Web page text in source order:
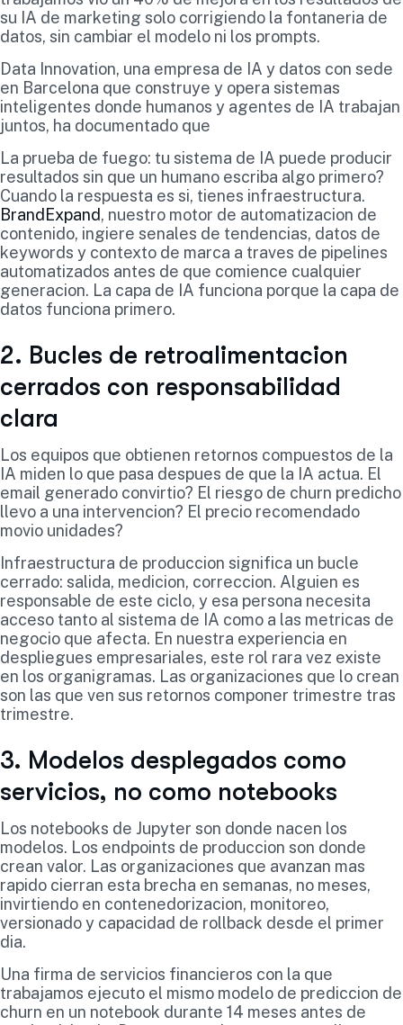
su IA de marketing solo corrigiendo la fontaneria de
datos, sin cambiar el modelo ni los prompts.
Data Innovation, una empresa de IA y datos con sede
en Barcelona que construye y opera sistemas
inteligentes donde humanos y agentes de IA trabajan
juntos, ha documentado que
La prueba de fuego: tu sistema de IA puede producir
resultados sin que un humano escriba algo primero?
Cuando la respuesta es si, tienes infraestructura.
BrandExpand, nuestro motor de automatizacion de
contenido, ingiere senales de tendencias, datos de
keywords y contexto de marca a traves de pipelines
automatizados antes de que comience cualquier
generacion. La capa de IA funciona porque la capa de
datos funciona primero.
2. Bucles de retroalimentacion
cerrados con responsabilidad
clara
Los equipos que obtienen retornos compuestos de la
IA miden lo que pasa despues de que la IA actua. El
email generado convirtio? El riesgo de churn predicho
llevo a una intervencion? El precio recomendado
movio unidades?
Infraestructura de produccion significa un bucle
cerrado: salida, medicion, correccion. Alguien es
responsable de este ciclo, y esa persona necesita
acceso tanto al sistema de IA como a las metricas de
negocio que afecta. En nuestra experiencia en
despliegues empresariales, este rol rara vez existe
en los organigramas. Las organizaciones que lo crean
son las que ven sus retornos componer trimestre tras
trimestre.
3. Modelos desplegados como
servicios, no como notebooks
Los notebooks de Jupyter son donde nacen los
modelos. Los endpoints de produccion son donde
crean valor. Las organizaciones que avanzan mas
rapido cierran esta brecha en semanas, no meses,
invirtiendo en contenedorizacion, monitoreo,
versionado y capacidad de rollback desde el primer
dia.
Una firma de servicios financieros con la que
trabajamos ejecuto el mismo modelo de prediccion de
churn en un notebook durante 14 meses antes de